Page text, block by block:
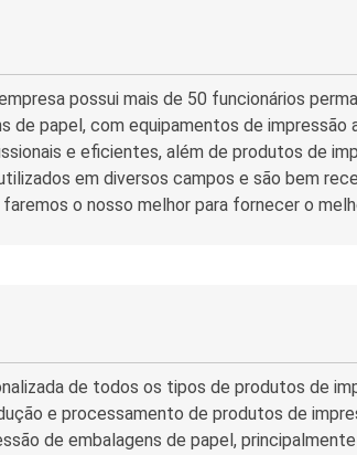
possui mais de 50 funcionários
de papel, com equipamentos de
e eficientes, além de produtos de
em diversos campos e são bem
o nosso melhor para fornecer o
de todos os tipos de produtos de
e processamento de produtos de
de embalagens de papel,